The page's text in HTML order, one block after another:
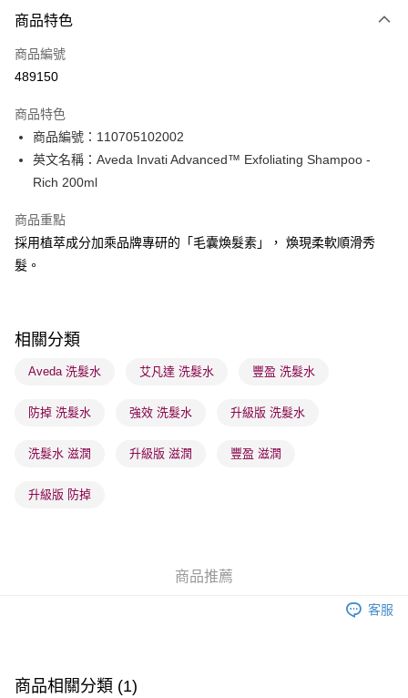
信用卡
Apple Pay
PayMe
WeChat Pay
送貨方式
順豐自助櫃 - 確認發貨後1-3個工作天送達
順豐站及營業點 - 確認發貨後1-3個工作天送達
物流公司進行物流配送
取。逾期會取消訂單，並不會安排重寄
取。逾期會取消訂單，並不會安排重寄
商品特色
商品編號
489150
商品特色
商品編號：110705102002
英文名稱：Aveda Invati Advanced™ Exfoliating Shampoo -
Rich 200ml
商品重點
採用植萃成分加乘品牌專研的「毛囊煥髮素」， 煥現柔軟順滑秀
髮。
相關分類
Aveda 洗髮水 艾凡達 洗髮水 豐盈 洗髮水
防掉 洗髮水 強效 洗髮水 升級版 洗髮水
洗髮水 滋潤 升級版 滋潤 豐盈 滋潤
升級版 防掉
商品推薦
客服
商品相關分類 (1)